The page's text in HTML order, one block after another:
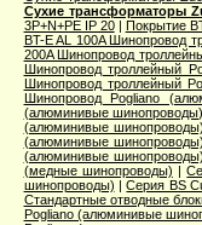
Сухие трансформаторы
3P+N+PE IP 20| Покрытие
BT-E AL 100A Шинопровод
200A Шинопровод
Шинопровод троллейный
Шинопровод троллейный
Шинопровод Pogliano
(алюминивые
(алюминивые
(алюминивые
(алюминивые
(медные шинопроводы) |
шинопроводы) |Серия ВS
Стандартные отводные
Pogliano (алюминивые